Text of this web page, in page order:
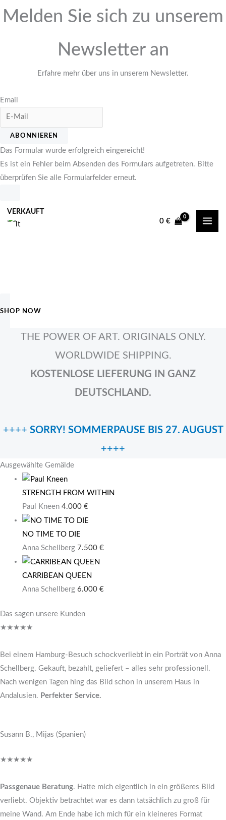
Melden Sie sich zu unserem
Newsletter an
Erfahre mehr über uns in unserem Newsletter.
Email
ABONNIEREN
Das Formular wurde erfolgreich eingereicht!
Es ist ein Fehler beim Absenden des Formulars aufgetreten. Bitte
überprüfen Sie alle Formularfelder erneut.
Zum
Inhalt
0€
SHOP NOW
THE POWER OF ART. ORIGINALS ONLY.
WORLDWIDE SHIPPING.
KOSTENLOSE LIEFERUNG IN GANZ
DEUTSCHLAND.
++++ SORRY! SOMMERPAUSE BIS 27. AUGUST
++++
Ausgewählte Gemälde
VERKAUFT
STRENGTH FROM WITHIN
Paul Kneen 4.000 €
NO TIME TO DIE
Anna Schellberg 7.500 €
CARRIBEAN QUEEN
Anna Schellberg 6.000 €
Das sagen unsere Kunden
★★★★★
Bei einem Hamburg-Besuch schockverliebt in ein Porträt von Anna
Schellberg. Gekauft, bezahlt, geliefert – alles sehr professionell.
Nach wenigen Tagen hing das Bild schon in unserem Haus in
Andalusien. Perfekter Service.
Susann B., Mijas (Spanien)
★★★★★
Passgenaue Beratung. Hatte mich eigentlich in ein größeres Bild
verliebt. Objektiv betrachtet war es dann tatsächlich zu groß für
meine Wand. Am Ende habe ich mich für ein kleineres Format